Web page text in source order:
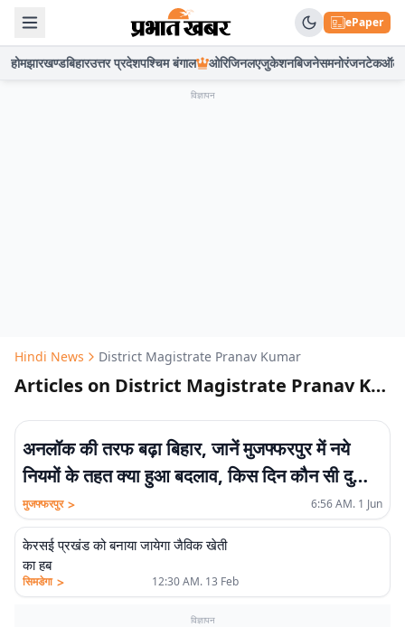
ePaper
होमझारखण्डबिहारउत्तर प्रदेशपश्चिम बंगाल ओरिजिनलएजुकेशनबिजनेसमनोरंजनटेकऑटो
विज्ञापन
Hindi News District Magistrate Pranav Kumar
Articles on District Magistrate Pranav Kumar
अनलॉक की तरफ बढ़ा बिहार, जानें मुजफ्फरपुर में नये
नियमों के तहत क्या हुआ बदलाव, किस दिन कौन सी दुकानें
खुलेंगी…
मुजफ्फरपुर > 6:56 AM. 1 Jun
केरसई प्रखंड को बनाया जायेगा जैविक खेती
का हब
सिमडेगा > 12:30 AM. 13 Feb
विज्ञापन